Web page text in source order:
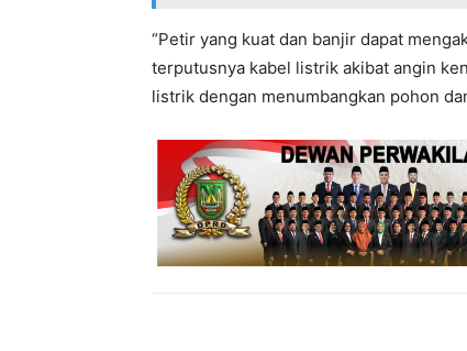
“Petir yang kuat dan banjir dapat
terputusnya kabel listrik akibat angin
listrik dengan menumbangkan pohon